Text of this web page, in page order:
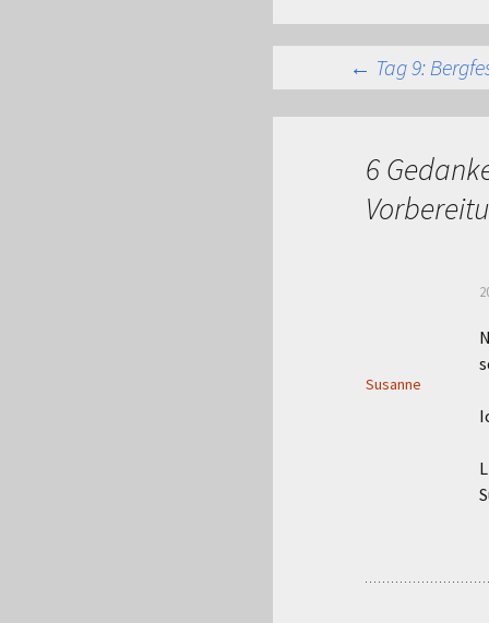
← Tag 9:
6
Susanne